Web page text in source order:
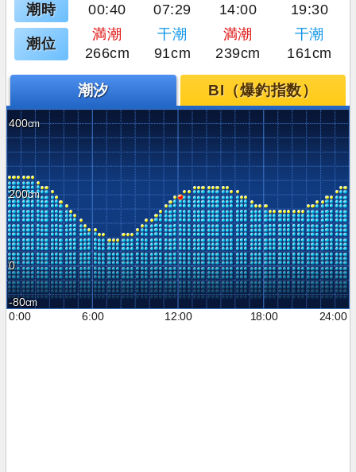
潮時 00:40 07:29 14:00 19:30
潮位
満潮 干潮 満潮
干潮
266cm
91cm 239cm 161cm
潮汐 BI（爆釣指数）
400
200
0
-80
0:00
6:00 12:00 18:00 24:00